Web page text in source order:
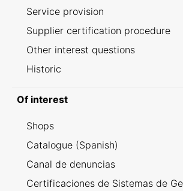
Service provision
Supplier certification procedure
Other interest questions
Historic
Of interest
Shops
Catalogue (Spanish)
Canal de denuncias
Certificaciones de Sistemas de